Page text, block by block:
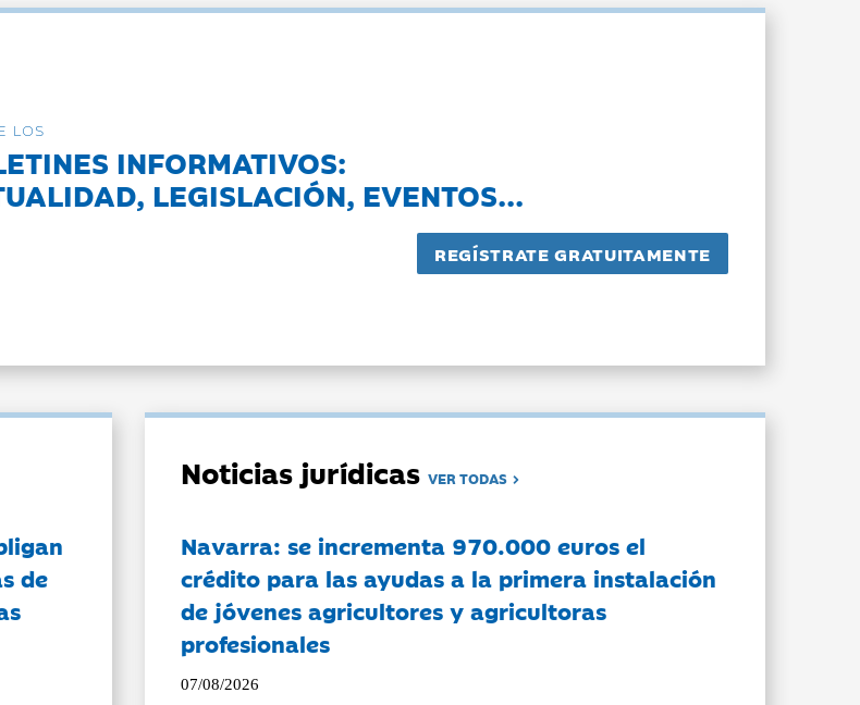
LOS
INFORMATIVOS:
LEGISLACIÓN, EVENTOS...
de
Noticias jurídicasVER TODAS
Navarra: se incrementa 970.000 euros el
crédito para las ayudas a la primera instalación
de jóvenes agricultores y agricultoras
profesionales
07/08/2026